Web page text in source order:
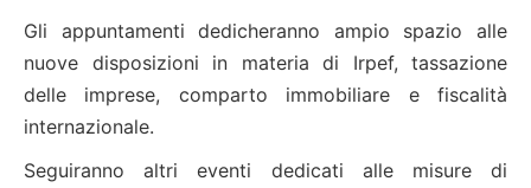
Gli appuntamenti dedicheranno ampio spazio alle
nuove disposizioni in materia di Irpef, tassazione
delle imprese, comparto immobiliare e fiscalità
internazionale.
Seguiranno altri eventi dedicati alle misure di